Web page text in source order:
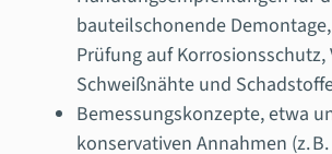
bauteilschonende
Prüfung auf Korrosionsschutz,
Schweißnähte und
Bemessungskonzepte, etwa
konservativen Annahmen (z.